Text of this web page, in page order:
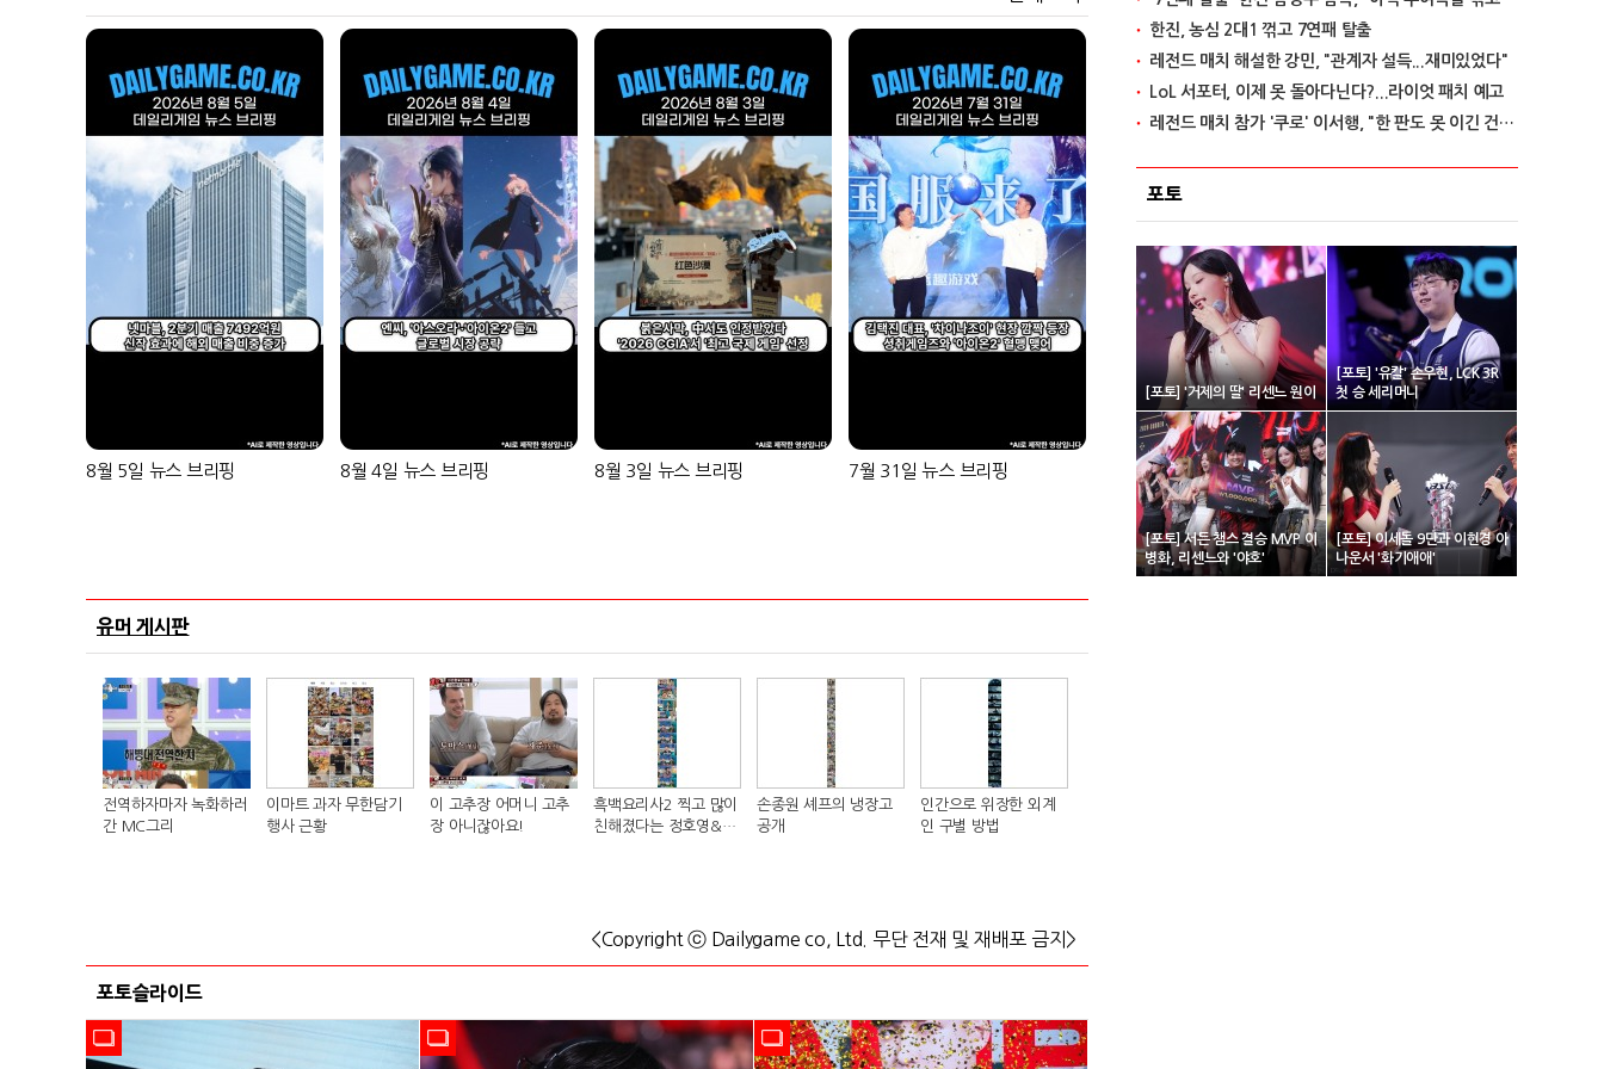
8월 5일 뉴스 브리핑 8월 4일 뉴스 브리핑 8월 3일 뉴스 브리핑 7월 31일 뉴스 브리핑
유머 게시판
전역하자마자 녹화하러
간 MC그리
이마트 과자 무한담기
행사 근황
이 고추장 어머니 고추
장 아니잖아요!
흑백요리사2 찍고 많이
친해졌다는 정호영&샘
손종원 셰프의 냉장고
공개
인간으로 위장한 외계
인 구별 방법
<Copyright ⓒ Dailygame co, Ltd. 무단 전재 및 재배포 금지>
포토슬라이드
한진, 농심 2대1 꺾고 7연패 탈출
레전드 매치 해설한 강민, "관계자 설득...재미있었다"
LoL 서포터, 이제 못 돌아다닌다?...라이엇 패치 예고
레전드 매치 참가 '쿠로' 이서행, "한 판도 못 이긴 건 아쉽다"
포토
[포토] '거제의 딸' 리센느 원이
[포토] '유칼' 손우현, LCK 3R
첫 승 세리머니
[포토] 서든 챔스 결승 MVP 이
병화, 리센느와 '야호'
[포토] 이세돌 9단과 이현경 아
나운서 '화기애애'